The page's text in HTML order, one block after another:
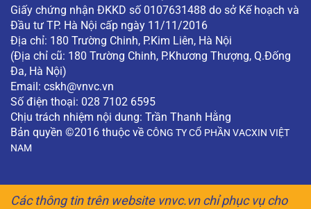
Giấy chứng nhận ĐKKD số 0107631488 do sở Kế hoạch và
Đầu tư TP. Hà Nội cấp ngày 11/11/2016
Địa chỉ: 180 Trường Chinh, P.Kim Liên, Hà Nội
(Địa chỉ cũ: 180 Trường Chinh, P.Khương Thượng, Q.Đống
Đa, Hà Nội)
Email: cskh@vnvc.vn
Số điện thoại: 028 7102 6595
Chịu trách nhiệm nội dung: Trần Thanh Hằng
Bản quyền ©2016 thuộc về CÔNG TY CỔ PHẦN VACXIN VIỆT
NAM
Các thông tin trên website vnvc.vn chỉ phục vụ cho